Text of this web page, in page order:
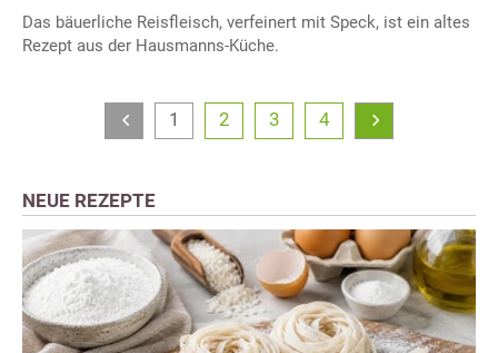
Das bäuerliche Reisfleisch, verfeinert mit Speck, ist ein altes
Rezept aus der Hausmanns-Küche.
1 2 3 4
NEUE REZEPTE